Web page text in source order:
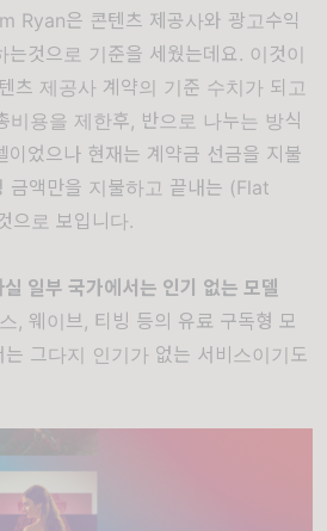
Ryan은 콘텐츠 제공사와 광고수익
것으로 기준을 세웠는데요. 이것이
츠 제공사 계약의 기준 수치가 되고
비용을 제한후, 반으로 나누는 방식
었으나 현재는 계약금 선금을 지불
금액만을 지불하고 끝내는 (Flat
으로 보입니다.
일부 국가에서는 인기 없는 모델
, 웨이브, 티빙 등의 유료 구독형 모
는 그다지 인기가 없는 서비스이기도